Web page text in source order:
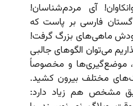
آی مردم‌شناسان!
فارسی بر پاست که
ماهی‌های بزرگ گرفت!
می‌توان الگوهای جالبی
موضع‌گیری‌ها و مخصوصاً
مختلف بیرون کشید.
مشخص هم زیاد دارد: